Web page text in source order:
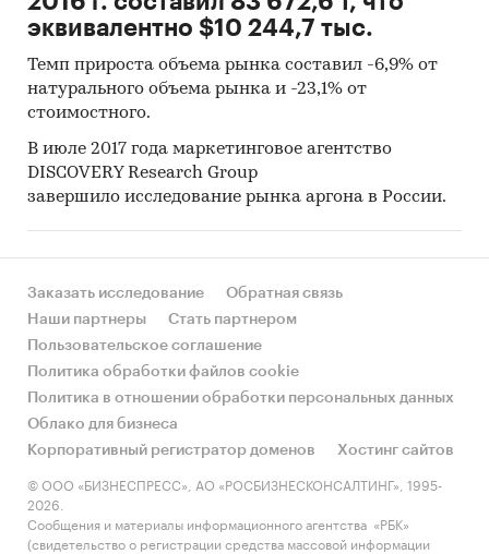
эквивалентно $10 244,7 тыс.
Темп прироста объема рынка составил -6,9% от
натурального объема рынка и -23,1% от
стоимостного.
В июле 2017 года маркетинговое агентство
DISCOVERY Research Group
завершило исследование рынка аргона в России.
Заказать исследование
Обратная связь
Наши партнеры
Стать партнером
Пользовательское соглашение
Политика обработки файлов cookie
Политика в отношении обработки персональных данных
Облако для бизнеса
Корпоративный регистратор доменов
Хостинг сайтов
© ООО «БИЗНЕСПРЕСС», АО «РОСБИЗНЕСКОНСАЛТИНГ», 1995-
2026.
Сообщения и материалы информационного агентства «РБК»
(свидетельство о регистрации средства массовой информации